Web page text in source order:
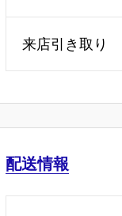
来店引き取り
配送情報